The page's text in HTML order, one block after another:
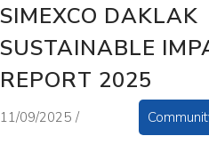
SIMEXCO DAKLAK
SUSTAINABLE
REPORT 2025
11/09/2025